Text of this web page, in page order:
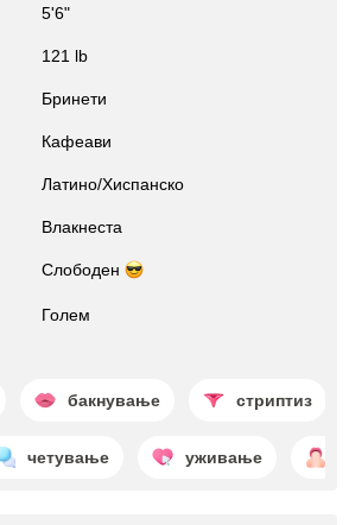
5'6"
121 lb
Бринети
Кафеави
Латино/Хиспанско
Влакнеста
Слободен
Голем
бакнување стриптиз
четување уживање